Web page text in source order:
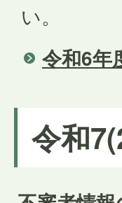
い。
令和6年
令和